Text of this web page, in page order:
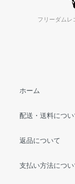
フリーダムレ
ホーム
配送・送料につい
返品について
支払い方法につい